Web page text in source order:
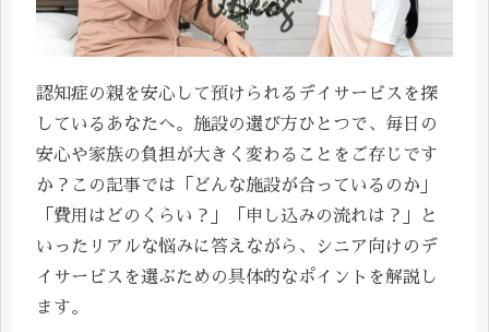
認知症の親を安心して預けられるデイサービスを探
しているあなたへ。施設の選び方ひとつで、毎日の
安心や家族の負担が大きく変わることをご存じです
か？この記事では「どんな施設が合っているのか」
「費用はどのくらい？」「申し込みの流れは？」と
いったリアルな悩みに答えながら、シニア向けのデ
イサービスを選ぶための具体的なポイントを解説し
ます。